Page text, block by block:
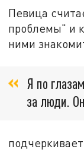
Певица
проблемы" и
ними
Я по
за люди.